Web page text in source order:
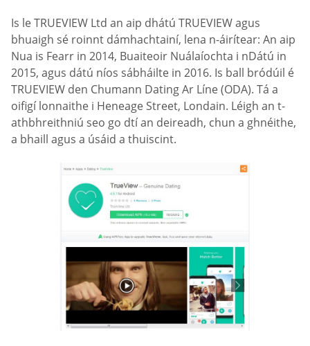
Is le TRUEVIEW Ltd an aip dhátú TRUEVIEW agus
bhuaigh sé roinnt dámhachtainí, lena n-áirítear: An aip
Nua is Fearr in 2014, Buaiteoir Nuálaíochta i nDátú in
2015, agus dátú níos sábháilte in 2016. Is ball bródúil é
TRUEVIEW den Chumann Dating Ar Líne (ODA). Tá a
oifigí lonnaithe i Heneage Street, Londain. Léigh an t-
athbhreithniú seo go dtí an deireadh, chun a ghnéithe,
a bhaill agus a úsáid a thuiscint.